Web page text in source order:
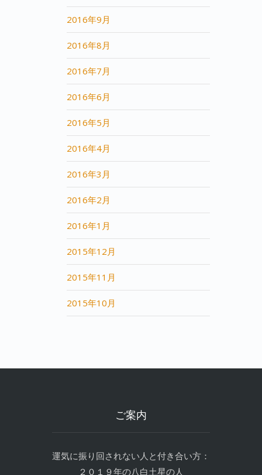
2016年9月
2016年8月
2016年7月
2016年6月
2016年5月
2016年4月
2016年3月
2016年2月
2016年1月
2015年12月
2015年11月
2015年10月
ご案内
運気に振り回されない人と付き合い方：
２０１９年の八白土星の人